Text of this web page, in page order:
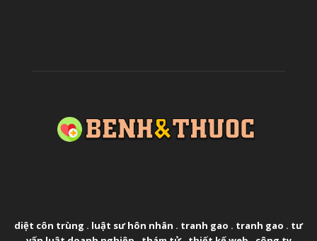
diệt côn trùng . luật sư hôn nhân . tranh gao . tranh gao . tư